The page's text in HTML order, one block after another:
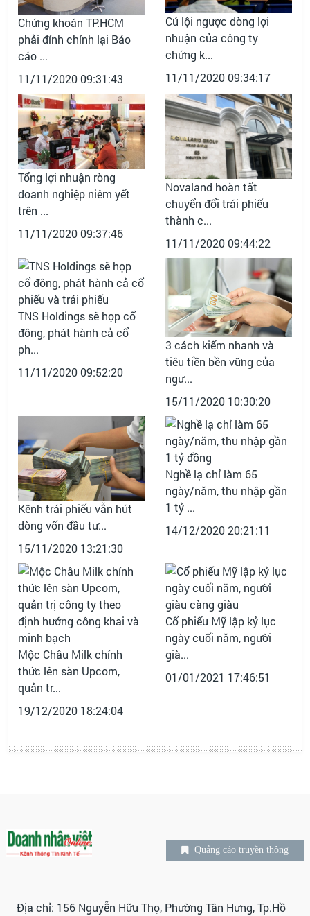
Chứng khoán TP.HCM
phải đính chính lại Báo
cáo ...
11/11/2020 09:31:43
Cú lội ngược dòng lợi
nhuận của công ty
chứng k...
11/11/2020 09:34:17
Tổng lợi nhuận ròng
doanh nghiệp niêm yết
trên ...
11/11/2020 09:37:46
Novaland hoàn tất
chuyển đổi trái phiếu
thành c...
11/11/2020 09:44:22
TNS Holdings sẽ họp cổ
đông, phát hành cả cổ
ph...
11/11/2020 09:52:20
3 cách kiếm nhanh và
tiêu tiền bền vững của
ngư...
15/11/2020 10:30:20
Kênh trái phiếu vẫn hút
dòng vốn đầu tư...
15/11/2020 13:21:30
Nghề lạ chỉ làm 65
ngày/năm, thu nhập gần
1 tỷ ...
14/12/2020 20:21:11
Mộc Châu Milk chính
thức lên sàn Upcom,
quản tr...
19/12/2020 18:24:04
Cổ phiếu Mỹ lập kỷ lục
ngày cuối năm, người
già...
01/01/2021 17:46:51
Quảng cáo truyền thông
Địa chỉ: 156 Nguyễn Hữu Thọ, Phường Tân Hưng, Tp.Hồ